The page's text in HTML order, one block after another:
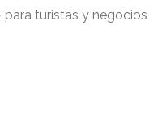
para turistas y negocios